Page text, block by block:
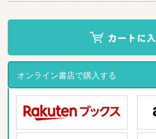
オンライン書店で購入する